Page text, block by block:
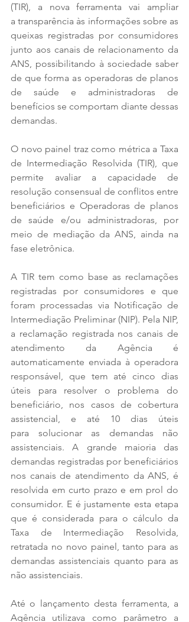
(TIR), a nova ferramenta vai ampliar
a transparência às informações sobre as
queixas registradas por consumidores
junto aos canais de relacionamento da
ANS, possibilitando à sociedade saber
de que forma as operadoras de planos
de saúde e administradoras de
benefícios se comportam diante dessas
demandas.
O novo painel traz como métrica a Taxa
de Intermediação Resolvida (TIR), que
permite avaliar a capacidade de
resolução consensual de conflitos entre
beneficiários e Operadoras de planos
de saúde e/ou administradoras, por
meio de mediação da ANS, ainda na
fase eletrônica.
A TIR tem como base as reclamações
registradas por consumidores e que
foram processadas via Notificação de
Intermediação Preliminar (NIP). Pela NIP,
a reclamação registrada nos canais de
atendimento da Agência é
automaticamente enviada à operadora
responsável, que tem até cinco dias
úteis para resolver o problema do
beneficiário, nos casos de cobertura
assistencial, e até 10 dias úteis
para solucionar as demandas não
assistenciais. A grande maioria das
demandas registradas por beneficiários
nos canais de atendimento da ANS, é
resolvida em curto prazo e em prol do
consumidor. E é justamente esta etapa
que é considerada para o cálculo da
Taxa de Intermediação Resolvida,
retratada no novo painel, tanto para as
demandas assistenciais quanto para as
não assistenciais.
Até o lançamento desta ferramenta, a
Agência utilizava como parâmetro a